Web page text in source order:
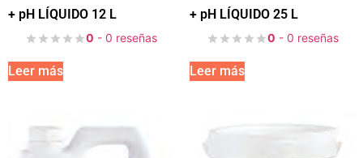
+ pH LÍQUIDO 12 L
0 - 0 reseñas
Leer más
+ pH LÍQUIDO 25 L
0 - 0 reseñas
Leer más